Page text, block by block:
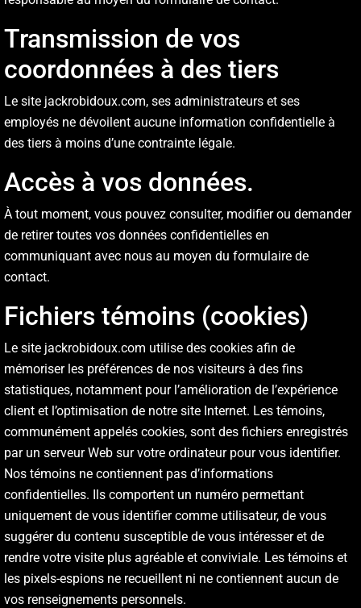
Transmission de vos
coordonnées à des tiers
Le site jackrobidoux.com, ses administrateurs et ses
employés ne dévoilent aucune information confidentielle à
des tiers à moins d’une contrainte légale.
Accès à vos données.
À tout moment, vous pouvez consulter, modifier ou demander
de retirer toutes vos données confidentielles en
communiquant avec nous au moyen du formulaire de
contact.
Fichiers témoins (cookies)
Le site jackrobidoux.com utilise des cookies afin de
mémoriser les préférences de nos visiteurs à des fins
statistiques, notamment pour l’amélioration de l’expérience
client et l’optimisation de notre site Internet. Les témoins,
communément appelés cookies, sont des fichiers enregistrés
par un serveur Web sur votre ordinateur pour vous identifier.
Nos témoins ne contiennent pas d’informations
confidentielles. Ils comportent un numéro permettant
uniquement de vous identifier comme utilisateur, de vous
suggérer du contenu susceptible de vous intéresser et de
rendre votre visite plus agréable et conviviale. Les témoins et
les pixels-espions ne recueillent ni ne contiennent aucun de
vos renseignements personnels.